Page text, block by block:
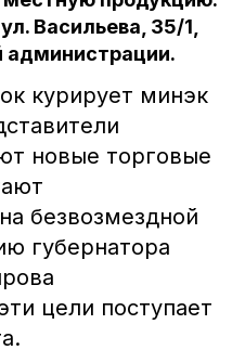
Васильева, 35/1,
администрации.
курирует минэк
новые торговые
безвозмездной
губернатора
цели поступает